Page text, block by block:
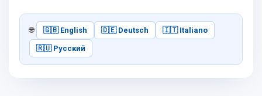
🌐 🇬🇧 English 🇩🇪 Deutsch 🇮🇹 Italiano
🇷🇺 Русский